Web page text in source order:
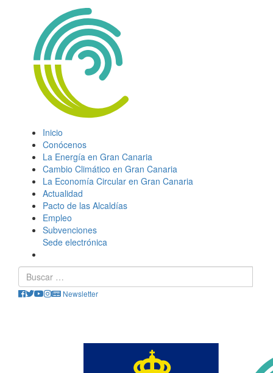
Inicio
Conócenos
La Energía en Gran Canaria
Cambio Climático en Gran Canaria
La Economía Circular en Gran Canaria
Actualidad
Pacto de las Alcaldías
Empleo
Subvenciones
Sede electrónica
Newsletter